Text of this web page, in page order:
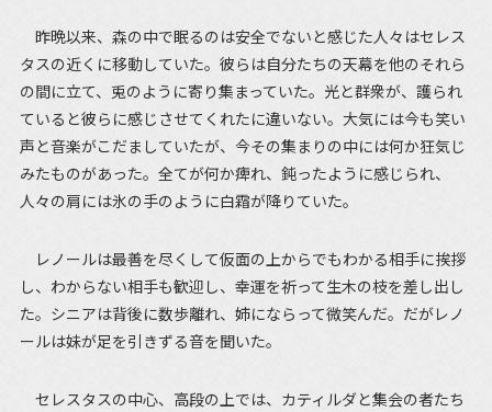
昨晩以来、森の中で眠るのは安全でないと感じた人々はセレス
タスの近くに移動していた。彼らは自分たちの天幕を他のそれら
の間に立て、兎のように寄り集まっていた。光と群衆が、護られ
ていると彼らに感じさせてくれたに違いない。大気には今も笑い
声と音楽がこだましていたが、今その集まりの中には何か狂気じ
みたものがあった。全てが何か痺れ、鈍ったように感じられ、
人々の肩には氷の手のように白霜が降りていた。
レノールは最善を尽くして仮面の上からでもわかる相手に挨拶
し、わからない相手も歓迎し、幸運を祈って生木の枝を差し出し
た。シニアは背後に数歩離れ、姉にならって微笑んだ。だがレノ
ールは妹が足を引きずる音を聞いた。
セレスタスの中心、高段の上では、カティルダと集会の者たち